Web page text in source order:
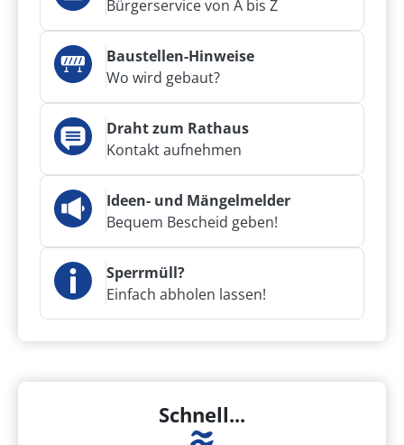
Bürgerservice von A bis Z
Baustellen-Hinweise
Wo wird gebaut?
Draht zum Rathaus
Kontakt aufnehmen
Ideen- und Mängelmelder
Bequem Bescheid geben!
Sperrmüll?
Einfach abholen lassen!
Schnell...